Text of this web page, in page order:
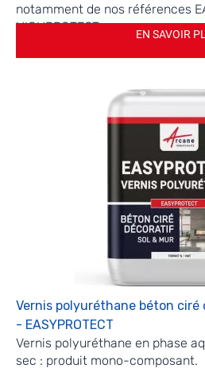
notamment de nos références
HIGHPROTECT.
EN SAVOIR
Vernis polyuréthane béton
- EASYPROTECT
Vernis polyuréthane en phase
sec : produit mono-composant.